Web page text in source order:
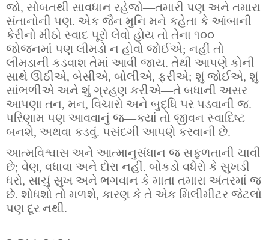
જો, સોબતથી સાવધાન રહેજો—તમારી પણ અને તમારા
સંતાનોની પણ. એક જૈન મુનિ મને કહેતા કે આંબાની
કેરીનો મીઠો સ્વાદ પૂરો લેવો હોય તો તેના ૧૦૦
જોજનમાં પણ લીમડો ન હોવો જોઈએ; નહીં તો
લીમડાની કડવાશ તેમાં આવી જાય. તેથી આપણે કોની
સાથે ઊઠીએ, બેસીએ, બોલીએ, ફરીએ; શું જોઈએ, શું
સાંભળીએ અને શું ગ્રહણ કરીએ—તે બધાની અસર
આપણા તન, મન, વિચારો અને બુદ્ધિ પર પડવાની જ.
પરિણામ પણ આવવાનું જ—ક્યાં તો જીવન સ્વાદિષ્ટ
બનશે, અથવા કડવું. પસંદગી આપણે કરવાની છે.
આત્મવિશ્વાસ અને આત્માનુસંધાન જ સફળતાની ચાવી
છે; વેણ, વધાવા અને દોરા નહીં. બોકડો વધેરો કે સુખડી
ધરો, સાચું સુખ અને ભગવાન કે માતા તમારા અંતરમાં જ
છે. શોધશો તો મળશે, કારણ કે તે એક મિલીમીટર જેટલો
પણ દૂર નથી.